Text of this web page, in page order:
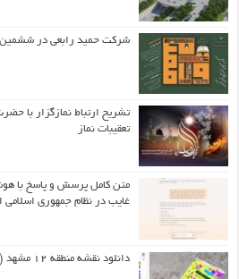
شرکت حمید رابعی در
تشریح ارتباط نمازگزار با
تعقیبات نماز
متن کامل پرسش و پاسخ با
غایب در نظام جمهوری اسلامی
دانلود نقشه منطقه ۱۲ مشهد (الهیه) به تفکیک کاربریها